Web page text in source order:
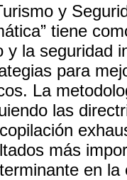
y
tiene
y la seguridad
para
La
las
más
en